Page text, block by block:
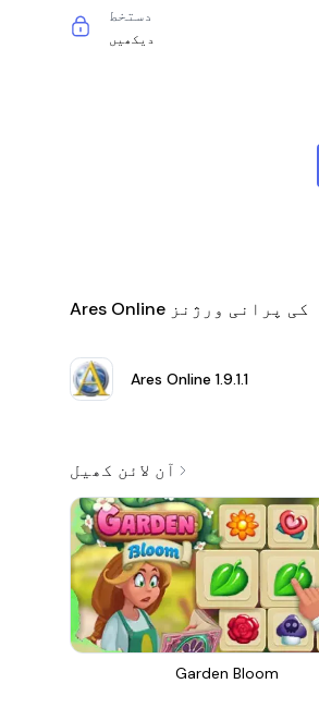
دستخط
دیکھیں
Ares Online کی پرانی ورژنز
Ares Online 1.9.1.1
آن لائن کھیل
Garden Bloom